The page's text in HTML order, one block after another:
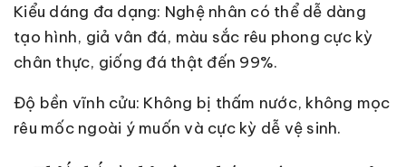
Kiểu dáng đa dạng: Nghệ nhân có thể dễ dàng
tạo hình, giả vân đá, màu sắc rêu phong cực kỳ
chân thực, giống đá thật đến 99%.
Độ bền vĩnh cửu: Không bị thấm nước, không mọc
rêu mốc ngoài ý muốn và cực kỳ dễ vệ sinh.